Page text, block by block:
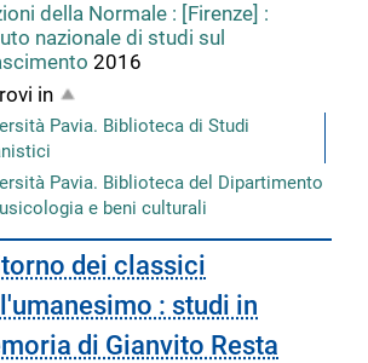
della Normale : [Firenze] :
nazionale di studi sul
2016
in
Pavia. Biblioteca di Studi
Pavia. Biblioteca del Dipartimento
e beni culturali
dei classici
: studi in
di Gianvito Resta